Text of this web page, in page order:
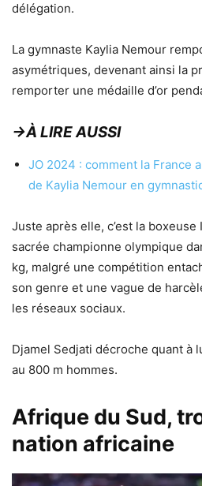
délégation.
La gymnaste Kaylia Nemour
asymétriques, devenant ainsi la
remporter une médaille d’or
→À LIRE AUSSI
JO 2024 : comment la France
de Kaylia Nemour en
Juste après elle, c’est la
sacrée championne olympique
kg, malgré une compétition
son genre et une vague de
les réseaux sociaux.
Djamel Sedjati décroche quant à
au 800 m hommes.
Afrique du Sud,
nation africaine